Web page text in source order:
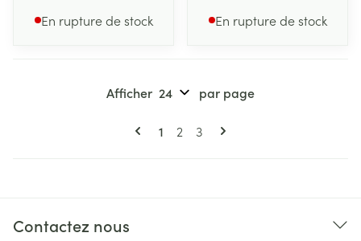
En rupture de stock En rupture de stock
Pages
Vous lisez actuellement la page
1 Page
2 Page
3
Afficher par page
Contactez nous